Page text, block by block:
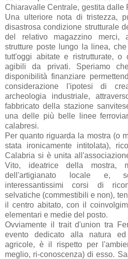
Chiaravalle Centrale, gestita dalle
Una ulteriore nota di tristezza,
disastrosa condizione strutturale
del relativo magazzino merci,
strutture poste lungo la linea,
tutt'oggi abitate e ristrutturate, o
agibili da privati. Speriamo
disponibilità finanziare
considerazione l'ipotesi di
archeologia industriale,
fabbricato della stazione
una delle più belle linee
calabresi.
Per quanto riguarda la mostra (o
stata ironicamente intitolata),
Calabria si è unita
Vito, ideatrice della mostra,
dell'artigianato locale e,
interessantissimi corsi di
selvatiche (commestibili e non),
il centro abitato, con il
elementari e medie del posto.
Ovviamente il trait d'union tra
evento dedicato alla natura
agricole, è il rispetto per
meglio, ri-conoscenza) di esso.